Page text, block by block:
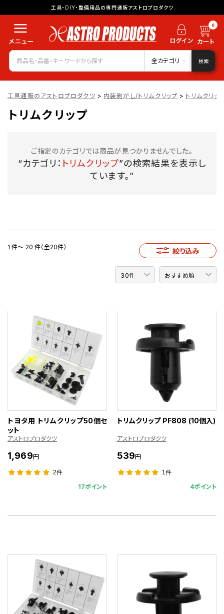
工具・DIY・整備用品の専門通販アストロプロダクツ
0
全カテゴリ 検索
工具通販のアストロプロダクツ > 内装剥がし/トリムクリップ > トリムクリッ
トリムクリップ
ご指定のカテゴリでは商品が見つかりませんでした。
“カテゴリ： トリムクリップ”の検索結果を表示し
ています。”
1 件～ 20 件（全20件） 絞り込み
トヨタ用 トリムクリップ50個セ
ット
アストロプロダクツ
1,969円
2件
17ポイント
トリムクリップ PF808 (10個入)
アストロプロダクツ
539円
1件
4ポイント